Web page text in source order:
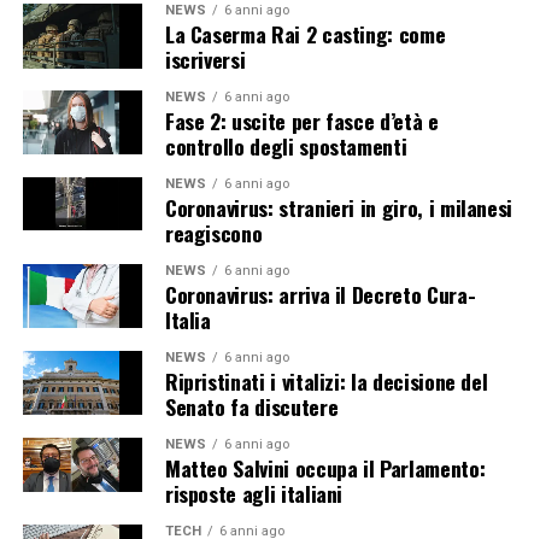
NEWS 6 anni ago
La Caserma Rai 2 casting: come
iscriversi
NEWS 6 anni ago
Fase 2: uscite per fasce d’età e
controllo degli spostamenti
NEWS 6 anni ago
Coronavirus: stranieri in giro, i milanesi
reagiscono
NEWS 6 anni ago
Coronavirus: arriva il Decreto Cura-
Italia
NEWS 6 anni ago
Ripristinati i vitalizi: la decisione del
Senato fa discutere
NEWS 6 anni ago
Matteo Salvini occupa il Parlamento:
risposte agli italiani
TECH 6 anni ago